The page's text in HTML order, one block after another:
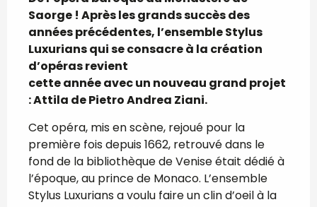
Saorge ! Après les grands succès des
années précédentes, l’ensemble Stylus
Luxurians qui se consacre à la création
d’opéras revient
cette année avec un nouveau grand projet
: Attila de Pietro Andrea Ziani.
Cet opéra, mis en scène, rejoué pour la
première fois depuis 1662, retrouvé dans le
fond de la bibliothèque de Venise était dédié à
l’époque, au prince de Monaco. L’ensemble
Stylus Luxurians a voulu faire un clin d’oeil à la